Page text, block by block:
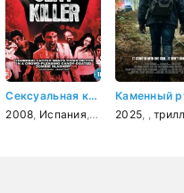
,США,мелодрама,комедия
Сексуальная киллерша
2008 Испания ужасы ,
Каменный
2025 , ,